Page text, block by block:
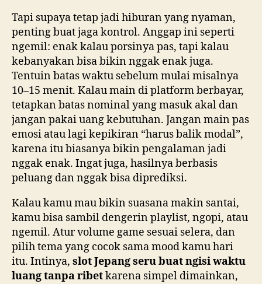
Tapi supaya tetap jadi hiburan yang nyaman,
penting buat jaga kontrol. Anggap ini seperti
ngemil: enak kalau porsinya pas, tapi kalau
kebanyakan bisa bikin nggak enak juga.
Tentuin batas waktu sebelum mulai misalnya
10–15 menit. Kalau main di platform berbayar,
tetapkan batas nominal yang masuk akal dan
jangan pakai uang kebutuhan. Jangan main pas
emosi atau lagi kepikiran “harus balik modal”,
karena itu biasanya bikin pengalaman jadi
nggak enak. Ingat juga, hasilnya berbasis
peluang dan nggak bisa diprediksi.
Kalau kamu mau bikin suasana makin santai,
kamu bisa sambil dengerin playlist, ngopi, atau
ngemil. Atur volume game sesuai selera, dan
pilih tema yang cocok sama mood kamu hari
itu. Intinya, slot Jepang seru buat ngisi waktu
luang tanpa ribetkarena simpel dimainkan,